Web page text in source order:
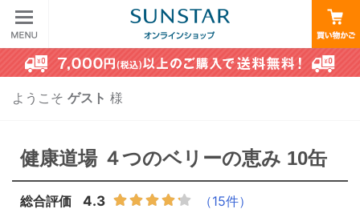
ようこそ ゲスト 様
健康道場 ４つのベリーの恵み 10缶